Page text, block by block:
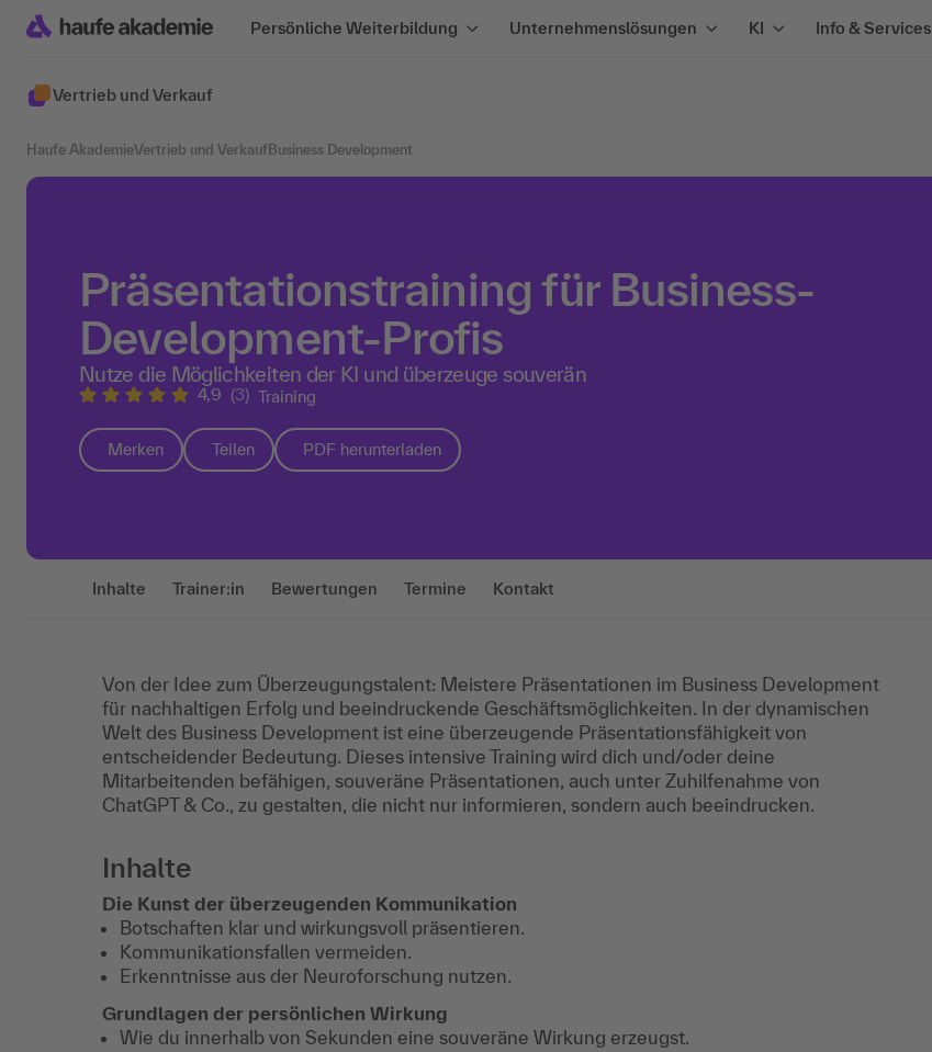
Persönliche Weiterbildung Unternehmenslösungen KI Info & Services
Vertrieb und Verkauf
Haufe AkademieVertrieb und Verkauf Business Development
Präsentationstraining für Business-
Development-Profis
Nutze die Möglichkeiten der KI und überzeuge souverän
4,9 (3) Training
Merken Teilen PDF herunterladen
Inhalte Trainer:in Bewertungen Termine Kontakt
Von der Idee zum Überzeugungstalent: Meistere Präsentationen im Business Development
für nachhaltigen Erfolg und beeindruckende Geschäftsmöglichkeiten. In der dynamischen
Welt des Business Development ist eine überzeugende Präsentationsfähigkeit von
entscheidender Bedeutung. Dieses intensive Training wird dich und/oder deine
Mitarbeitenden befähigen, souveräne Präsentationen, auch unter Zuhilfenahme von
ChatGPT & Co., zu gestalten, die nicht nur informieren, sondern auch beeindrucken.
Inhalte
Die Kunst der überzeugenden Kommunikation
Botschaften klar und wirkungsvoll präsentieren.
Kommunikationsfallen vermeiden.
Erkenntnisse aus der Neuroforschung nutzen.
Grundlagen der persönlichen Wirkung
Wie du innerhalb von Sekunden eine souveräne Wirkung erzeugst.